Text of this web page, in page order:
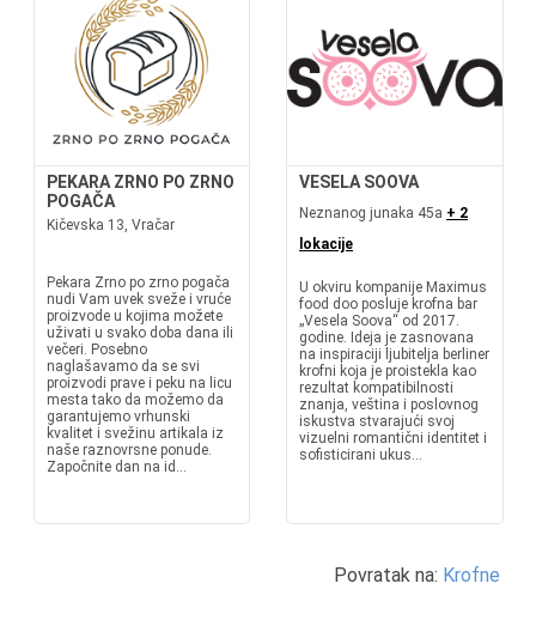
PEKARA ZRNO PO ZRNO
POGAČA
Kičevska 13, Vračar
Pekara Zrno po zrno pogača
nudi Vam uvek sveže i vruće
proizvode u kojima možete
uživati u svako doba dana ili
večeri. Posebno
naglašavamo da se svi
proizvodi prave i peku na licu
mesta tako da možemo da
garantujemo vrhunski
kvalitet i svežinu artikala iz
naše raznovrsne ponude.
Započnite dan na id...
VESELA SOOVA
Neznanog junaka 45a + 2
lokacije
U okviru kompanije Maximus
food doo posluje krofna bar
„Vesela Soova“ od 2017.
godine. Ideja je zasnovana
na inspiraciji ljubitelja berliner
krofni koja je proistekla kao
rezultat kompatibilnosti
znanja, veština i poslovnog
iskustva stvarajući svoj
vizuelni romantični identitet i
sofisticirani ukus...
Povratak na: Krofne